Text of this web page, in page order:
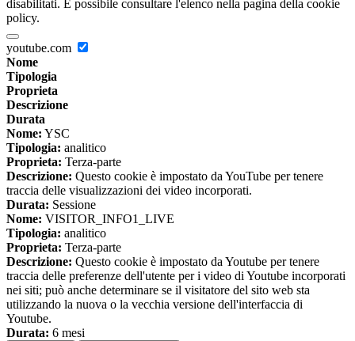
disabilitati. È possibile consultare l'elenco nella pagina della cookie
policy.
youtube.com
Nome
Tipologia
Proprieta
Descrizione
Durata
Nome: YSC
Tipologia: analitico
Proprieta: Terza-parte
Descrizione: Questo cookie è impostato da YouTube per tenere
traccia delle visualizzazioni dei video incorporati.
Durata: Sessione
Nome: VISITOR_INFO1_LIVE
Tipologia: analitico
Proprieta: Terza-parte
Descrizione: Questo cookie è impostato da Youtube per tenere
traccia delle preferenze dell'utente per i video di Youtube incorporati
nei siti; può anche determinare se il visitatore del sito web sta
utilizzando la nuova o la vecchia versione dell'interfaccia di
Youtube.
Durata: 6 mesi